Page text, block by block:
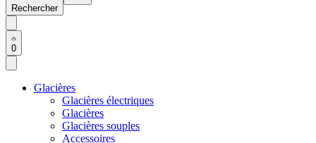
Rechercher
0
Glacières
Glacières électriques
Glacières
Glacières souples
Accessoires